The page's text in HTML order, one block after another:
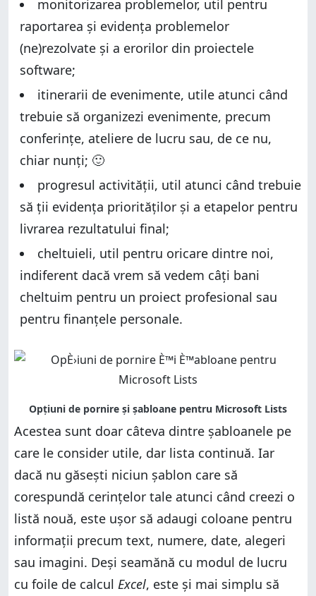
monitorizarea problemelor, util pentru
raportarea și evidența problemelor
(ne)rezolvate și a erorilor din proiectele
software;
itinerarii de evenimente, utile atunci când
trebuie să organizezi evenimente, precum
conferințe, ateliere de lucru sau, de ce nu,
chiar nunți; 🙂
progresul activității, util atunci când trebuie
să ții evidența priorităților și a etapelor pentru
livrarea rezultatului final;
cheltuieli, util pentru oricare dintre noi,
indiferent dacă vrem să vedem câți bani
cheltuim pentru un proiect profesional sau
pentru finanțele personale.
Acestea sunt doar câteva dintre șabloanele pe
care le consider utile, dar lista continuă. Iar
dacă nu găsești niciun șablon care să
corespundă cerințelor tale atunci când creezi o
listă nouă, este ușor să adaugi coloane pentru
informații precum text, numere, date, alegeri
sau imagini. Deși seamănă cu modul de lucru
cu foile de calcul Excel, este și mai simplu să